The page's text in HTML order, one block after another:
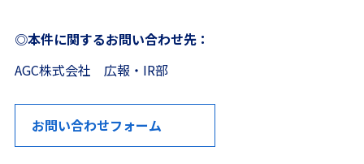
◎本件に関するお問い合わせ先：
AGC株式会社 広報・IR部
お問い合わせフォーム